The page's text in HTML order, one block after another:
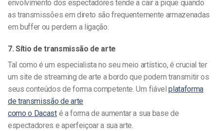
envolvimento dos espectadores tende a cair a pique quando
as transmissões em direto são frequentemente armazenadas
em buffer ou perdem a ligação.
7. Sítio de transmissão de arte
Tal como é um especialista no seu meio artístico, é crucial ter
um site de streaming de arte a bordo que podem transmitir os
seus conteúdos de forma competente. Um fiávelplataforma
de transmissão de arte
como o Dacasté a forma de aumentar a sua base de
espectadores e aperfeiçoar a sua arte.